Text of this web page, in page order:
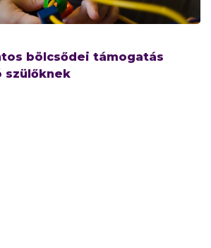
bölcsődei támogatás
szülőknek